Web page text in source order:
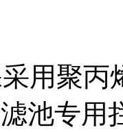
聚丙
池专用